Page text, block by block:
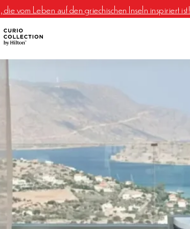
vom Leben auf den griechischen Inseln inspiriert ist!